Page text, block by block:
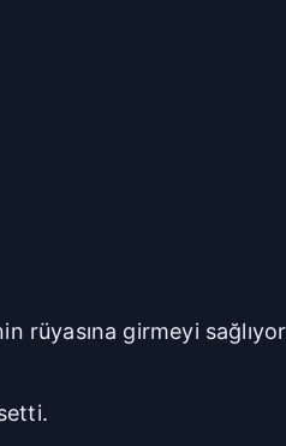
rüyasına girmeyi